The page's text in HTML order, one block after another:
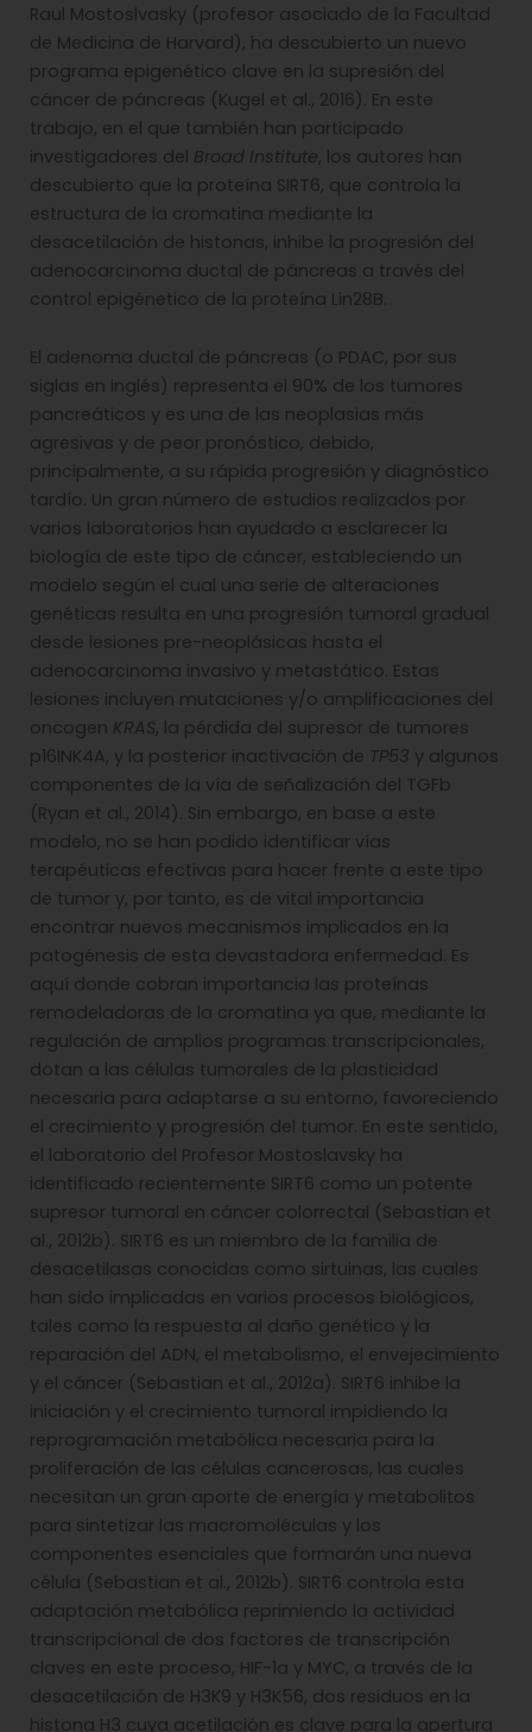
Raul Mostoslvasky (profesor asociado de la Facultad
de Medicina de Harvard), ha descubierto un nuevo
programa epigenético clave en la supresión del
cáncer de páncreas (Kugel et al., 2016). En este
trabajo, en el que también han participado
investigadores del Broad Institute, los autores han
descubierto que la proteína SIRT6, que controla la
estructura de la cromatina mediante la
desacetilación de histonas, inhibe la progresión del
adenocarcinoma ductal de páncreas a través del
control epigénetico de la proteína Lin28B.
El adenoma ductal de páncreas (o PDAC, por sus
siglas en inglés) representa el 90% de los tumores
pancreáticos y es una de las neoplasias más
agresivas y de peor pronóstico, debido,
principalmente, a su rápida progresión y diagnóstico
tardío. Un gran número de estudios realizados por
varios laboratorios han ayudado a esclarecer la
biología de este tipo de cáncer, estableciendo un
modelo según el cual una serie de alteraciones
genéticas resulta en una progresión tumoral gradual
desde lesiones pre-neoplásicas hasta el
adenocarcinoma invasivo y metastático. Estas
lesiones incluyen mutaciones y/o amplificaciones del
oncogen KRAS, la pérdida del supresor de tumores
p16INK4A, y la posterior inactivación de TP53 y algunos
componentes de la vía de señalización del TGFb
(Ryan et al., 2014). Sin embargo, en base a este
modelo, no se han podido identificar vías
terapéuticas efectivas para hacer frente a este tipo
de tumor y, por tanto, es de vital importancia
encontrar nuevos mecanismos implicados en la
patogénesis de esta devastadora enfermedad. Es
aquí donde cobran importancia las proteínas
remodeladoras de la cromatina ya que, mediante la
regulación de amplios programas transcripcionales,
dotan a las células tumorales de la plasticidad
necesaria para adaptarse a su entorno, favoreciendo
el crecimiento y progresión del tumor. En este sentido,
el laboratorio del Profesor Mostoslavsky ha
identificado recientemente SIRT6 como un potente
supresor tumoral en cáncer colorrectal (Sebastian et
al., 2012b). SIRT6 es un miembro de la familia de
desacetilasas conocidas como sirtuinas, las cuales
han sido implicadas en varios procesos biológicos,
tales como la respuesta al daño genético y la
reparación del ADN, el metabolismo, el envejecimiento
y el cáncer (Sebastian et al., 2012a). SIRT6 inhibe la
iniciación y el crecimiento tumoral impidiendo la
reprogramación metabólica necesaria para la
proliferación de las células cancerosas, las cuales
necesitan un gran aporte de energía y metabolitos
para sintetizar las macromoléculas y los
componentes esenciales que formarán una nueva
célula (Sebastian et al., 2012b). SIRT6 controla esta
adaptación metabólica reprimiendo la actividad
transcripcional de dos factores de transcripción
claves en este proceso, HIF-1a y MYC, a través de la
desacetilación de H3K9 y H3K56, dos residuos en la
histona H3 cuya acetilación es clave para la apertura